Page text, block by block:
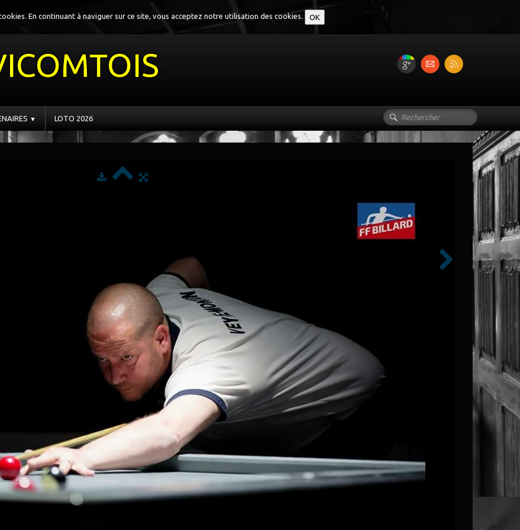
En continuant à naviguer sur ce site, vous acceptez notre utilisation des cookies. OK
▼ LOTO 2026